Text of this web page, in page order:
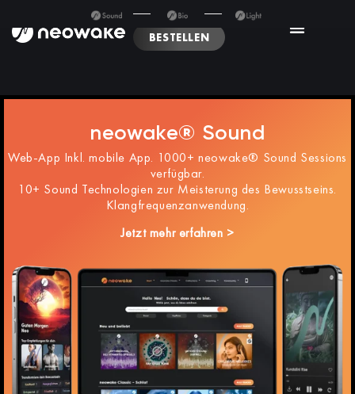
BESTELLEN
neowake® Sound
Web-App Inkl. mobile App. 1000+ neowake® Sound Sessions
verfügbar.
10+ Sound Technologien zur Meisterung des Bewusstseins.
Klangfrequenzanwendung.
Jetzt mehr erfahren >